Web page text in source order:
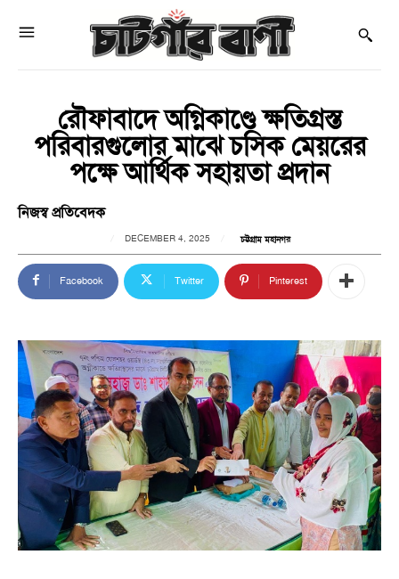
রৌফাবাদে অগ্নিকাণ্ডে ক্ষতিগ্রস্ত
পরিবারগুলোর মাঝে চসিক মেয়রের
পক্ষে আর্থিক সহায়তা প্রদান
নিজস্ব প্রতিবেদক
DECEMBER 4, 2025 চট্টগ্রাম মহানগর
Facebook Twitter Pinterest